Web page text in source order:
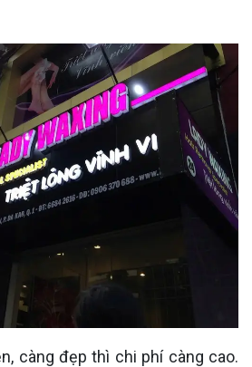
càng đẹp thì chi phí càng cao.